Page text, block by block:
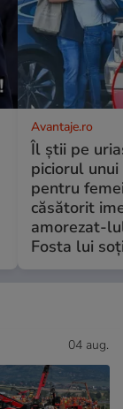
Avantaje.ro
Îl știi pe
piciorul
pentru
căsătorit
amorezat-
Fosta lui
04 aug.